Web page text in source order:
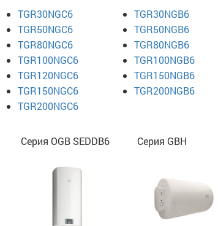
TGR30NGC6
TGR50NGC6
TGR80NGC6
TGR100NGC6
TGR120NGC6
TGR150NGC6
TGR200NGC6
TGR30NGB6
TGR50NGB6
TGR80NGB6
TGR100NGB6
TGR150NGB6
TGR200NGB6
Серия OGB SEDDB6 Серия GBH